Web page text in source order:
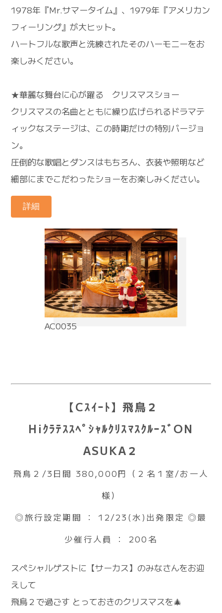
1978年『Mr.サマータイム』、1979年『アメリカン
フィーリング』が大ヒット。
ハートフルな歌声と洗練されたそのハーモニーをお
楽しみください。
★華麗な舞台に心が躍る クリスマスショー
クリスマスの名曲とともに繰り広げられるドラマテ
ィックなステージは、この時期だけの特別バージョ
ン。
圧倒的な歌唱とダンスはもちろん、衣装や照明など
細部にまでこだわったショーをお楽しみください。
詳細
AC0035
【Cｽｲｰﾄ】飛鳥２
HiｸﾗﾃｽｽﾍﾟｼｬﾙｸﾘｽﾏｽｸﾙｰｽﾞON
ASUKA２
飛鳥２/3日間 380,000円（２名１室/お一人
様）
◎旅行設定期間 ： 12/23(水)出発限定 ◎最
少催行人員 ： 200名
スペシャルゲストに【サーカス】のみなさんをお迎
えして
飛鳥２で過ごす とっておきのクリスマスを🎄